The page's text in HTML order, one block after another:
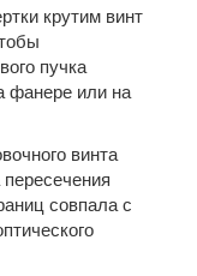
крутим винт
пучка
фанере или на
винта
совпала с